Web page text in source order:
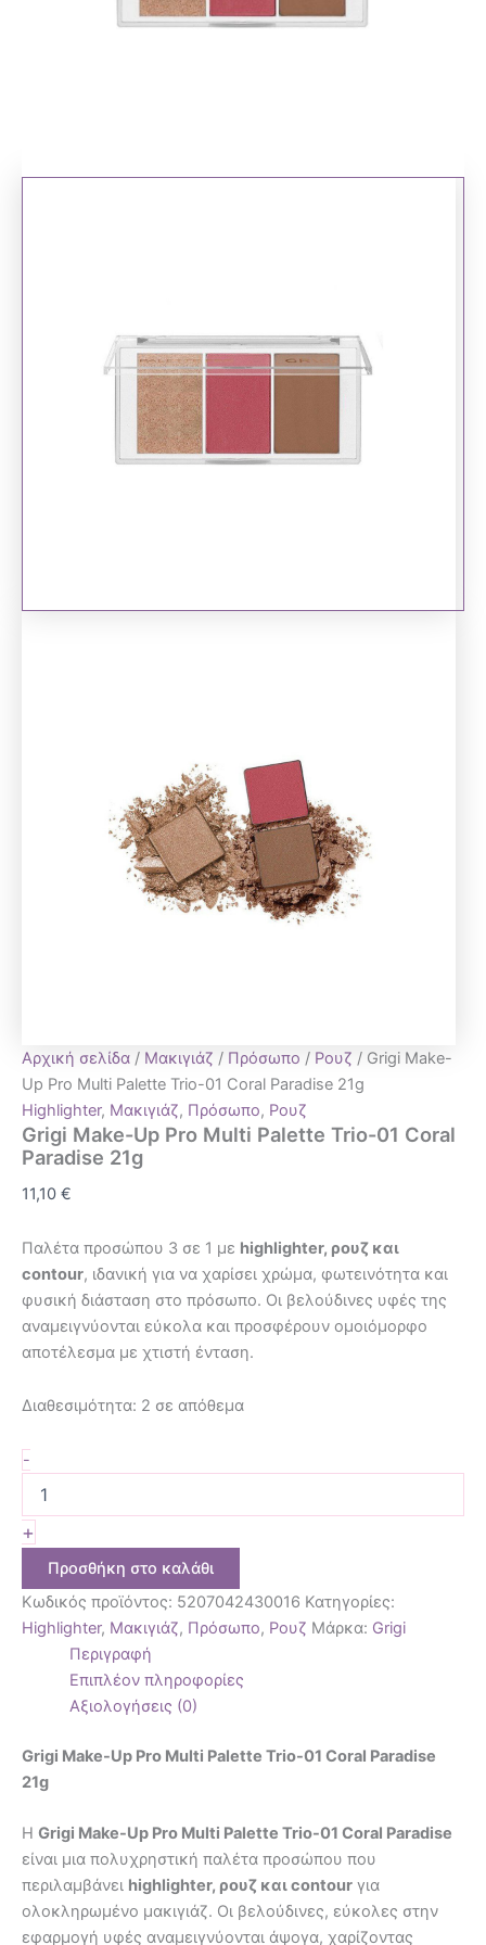
Αρχική σελίδα / Μακιγιάζ / Πρόσωπο / Ρουζ / Grigi Make-
Up Pro Multi Palette Trio-01 Coral Paradise 21g
Highlighter, Μακιγιάζ, Πρόσωπο, Ρουζ
Grigi Make-Up Pro Multi Palette Trio-01 Coral
Paradise 21g
11,10 €
Παλέτα προσώπου 3 σε 1 με highlighter, ρουζ και
contour, ιδανική για να χαρίσει χρώμα, φωτεινότητα και
φυσική διάσταση στο πρόσωπο. Οι βελούδινες υφές της
αναμειγνύονται εύκολα και προσφέρουν ομοιόμορφο
αποτέλεσμα με χτιστή ένταση.
Διαθεσιμότητα: 2 σε απόθεμα
-
+
Προσθήκη στο καλάθι
Κωδικός προϊόντος: 5207042430016 Κατηγορίες:
Highlighter, Μακιγιάζ, Πρόσωπο, Ρουζ Μάρκα: Grigi
Περιγραφή
Επιπλέον πληροφορίες
Αξιολογήσεις (0)
Grigi Make-Up Pro Multi Palette Trio-01 Coral Paradise
21g
Η Grigi Make-Up Pro Multi Palette Trio-01 Coral Paradise
είναι μια πολυχρηστική παλέτα προσώπου που
περιλαμβάνει highlighter, ρουζ και contour για
ολοκληρωμένο μακιγιάζ. Οι βελούδινες, εύκολες στην
εφαρμογή υφές αναμειγνύονται άψογα, χαρίζοντας